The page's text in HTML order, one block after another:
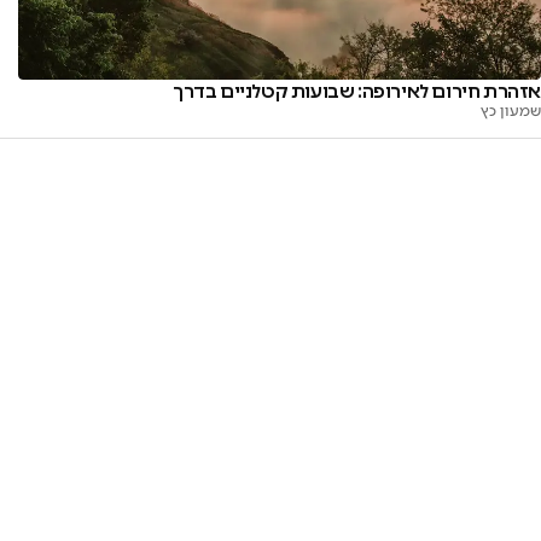
אזהרת חירום לאירופה: שבועות קטלניים בדרך
שמעון כץ